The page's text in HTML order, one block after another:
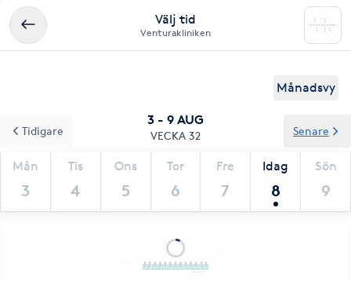
Välj tid
Venturakliniken
Månadsvy
3 - 9 AUG
VECKA 32
Mån
3
Tis
4
Ons
5
Tor
6
Fre
7
Idag
8
Sön
9
Tidigare Senare